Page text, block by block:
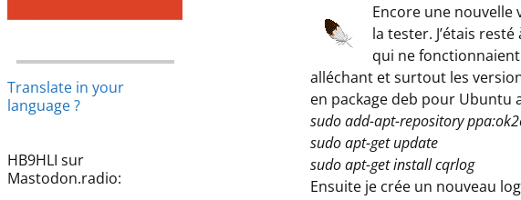
Encore une nouvelle
la tester. J’étais
qui ne
alléchant et surtout les
en package deb pour Ubuntu
sudo add-apt-repository
sudo apt-get update
sudo apt-get install cqrlog
Ensuite je crée un nouveau
Translate in your
language ?
HB9HLI sur
Mastodon.radio: